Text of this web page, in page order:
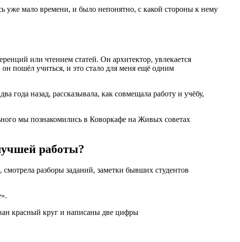
уже мало времени, и было непонятно, с какой стороны к нему
или чтением статей. Он архитектор, увлекается
пошёл учиться, и это стало для меня ещё одним
года назад, рассказывала, как совмещала работу и учёбу,
мы познакомились в Коворкафе на Живых советах
работы?
разборы заданий, заметки бывших студентов
красный круг и написаны две цифры